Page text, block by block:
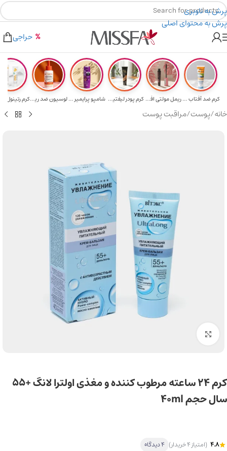
پرش به ناوبری
پرش به محتوای اصلی
۲٪ تخفیف روی سبد خرید برای روش کارت به کارت
هدیه برای خرید های بالای ۵ میلیون تومن
حراجی
کرم ضد آفتاب حا... ریمل مولتی افکت... کرم پودر لیفتین... شامپو پرایمیر پ... لوسیون ضد ریزش ...
خانه/پوست/مراقبت پوست
کرم ۲۴ ساعته مرطوب کننده و مغذی اولترا لانگ +55
سال حجم 40ml
4.8 (امتیاز 4 خریدار) 4 دیدگاه